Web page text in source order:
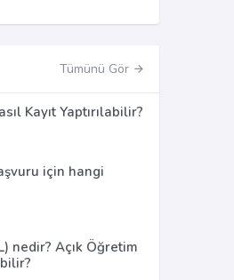
Tümünü Gör
Kayıt Yaptırılabilir?
için hangi
nedir? Açık Öğretim